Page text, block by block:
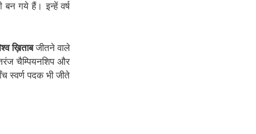
बन गये हैं। इन्हें वर्ष
ख़िताबजीतने वाले
चैम्पियनशिप और
स्वर्ण पदक भी जीते